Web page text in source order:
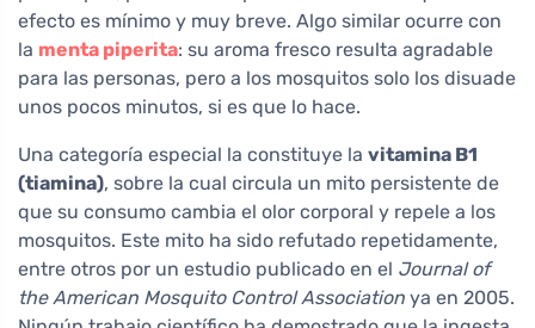
efecto es mínimo y muy breve. Algo similar ocurre con
la menta piperita: su aroma fresco resulta agradable
para las personas, pero a los mosquitos solo los disuade
unos pocos minutos, si es que lo hace.
Una categoría especial la constituye la vitamina B1
(tiamina), sobre la cual circula un mito persistente de
que su consumo cambia el olor corporal y repele a los
mosquitos. Este mito ha sido refutado repetidamente,
entre otros por un estudio publicado en el Journal of
the American Mosquito Control Association ya en 2005.